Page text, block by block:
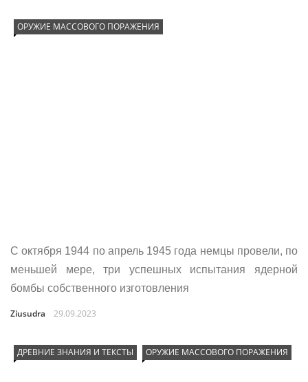
ОРУЖИЕ МАССОВОГО ПОРАЖЕНИЯ
С октября 1944 по апрель 1945 года немцы провели, по
меньшей мере, три успешных испытания ядерной
бомбы собственного изготовления
Ziusudra 29.09.2023
ДРЕВНИЕ ЗНАНИЯ И ТЕКСТЫ ОРУЖИЕ МАССОВОГО ПОРАЖЕНИЯ